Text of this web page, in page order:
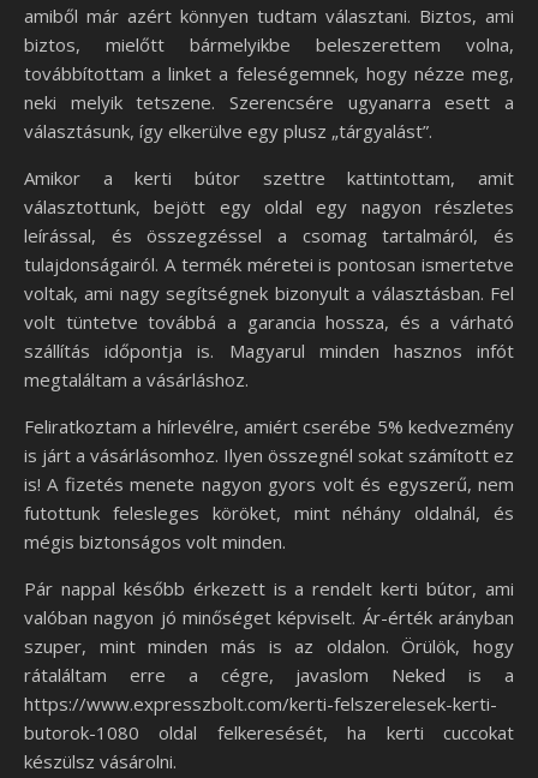
amiből már azért könnyen tudtam választani. Biztos, ami
biztos, mielőtt bármelyikbe beleszerettem volna,
továbbítottam a linket a feleségemnek, hogy nézze meg,
neki melyik tetszene. Szerencsére ugyanarra esett a
választásunk, így elkerülve egy plusz „tárgyalást”.
Amikor a kerti bútor szettre kattintottam, amit
választottunk, bejött egy oldal egy nagyon részletes
leírással, és összegzéssel a csomag tartalmáról, és
tulajdonságairól. A termék méretei is pontosan ismertetve
voltak, ami nagy segítségnek bizonyult a választásban. Fel
volt tüntetve továbbá a garancia hossza, és a várható
szállítás időpontja is. Magyarul minden hasznos infót
megtaláltam a vásárláshoz.
Feliratkoztam a hírlevélre, amiért cserébe 5% kedvezmény
is járt a vásárlásomhoz. Ilyen összegnél sokat számított ez
is! A fizetés menete nagyon gyors volt és egyszerű, nem
futottunk felesleges köröket, mint néhány oldalnál, és
mégis biztonságos volt minden.
Pár nappal később érkezett is a rendelt kerti bútor, ami
valóban nagyon jó minőséget képviselt. Ár-érték arányban
szuper, mint minden más is az oldalon. Örülök, hogy
rátaláltam erre a cégre, javaslom Neked is a
https://www.expresszbolt.com/kerti-felszerelesek-kerti-
butorok-1080 oldal felkeresését, ha kerti cuccokat
készülsz vásárolni.